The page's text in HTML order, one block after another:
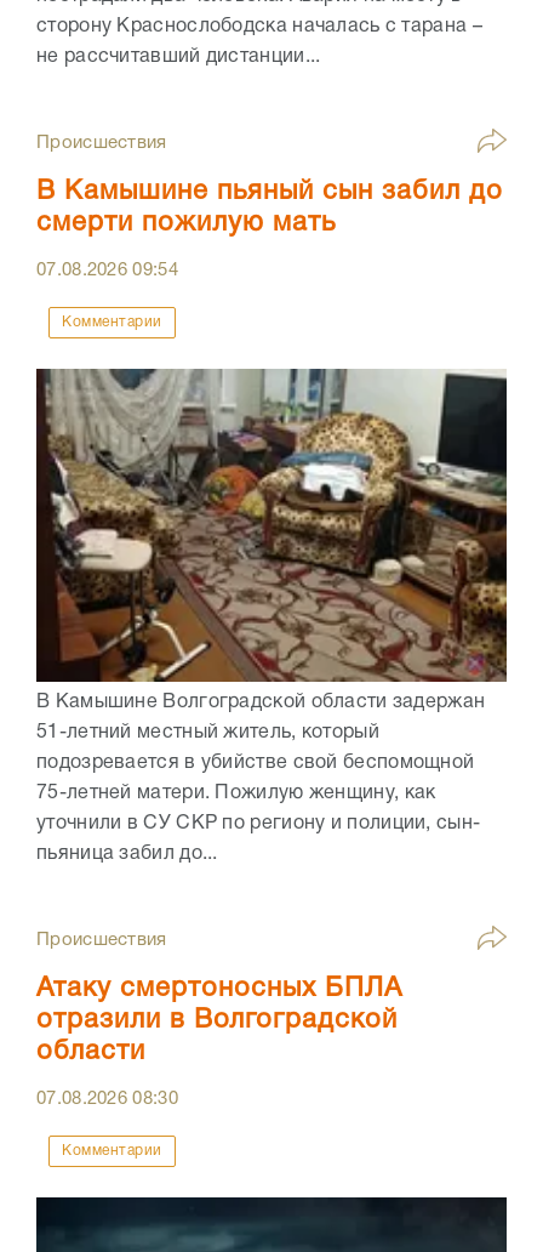
сторону Краснослободска началась с тарана –
не рассчитавший дистанции...
Происшествия
В Камышине пьяный сын забил до
смерти пожилую мать
07.08.202609:54
Комментарии
В Камышине Волгоградской области задержан
51-летний местный житель, который
подозревается в убийстве свой беспомощной
75-летней матери. Пожилую женщину, как
уточнили в СУ СКР по региону и полиции, сын-
пьяница забил до...
Происшествия
Атаку смертоносных БПЛА
отразили в Волгоградской
области
07.08.202608:30
Комментарии